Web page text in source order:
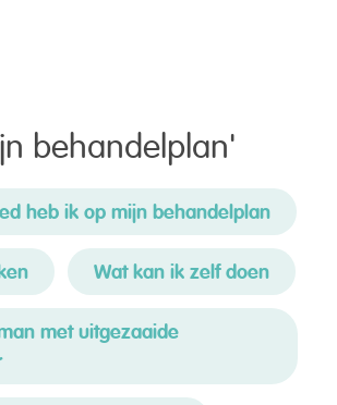
behandelplan '
heb ik op mijn behandelplan
Wat kan ik zelf doen
met uitgezaaide